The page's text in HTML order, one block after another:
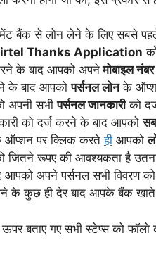
बैंक से लोन लेने के लिए सबसे
Thanks Application
के बाद आपको अपनेमोबाइल नंबर
के बाद आपकोपर्सनल लोनके ऑप्शन
अपनी सभीपर्सनल जानकारीको
को दर्ज करने के बाद आपको
ऑप्शन पर क्लिक करतेही आपको
जितने रूपए की आवश्यकता है
अपने पर्सनल सभी विवरण
के कुछ ही देर बाद आपके बैंक खाते
बताए गए सभी स्टेप्स को